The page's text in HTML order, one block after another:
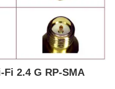
2.4 G RP-SMA